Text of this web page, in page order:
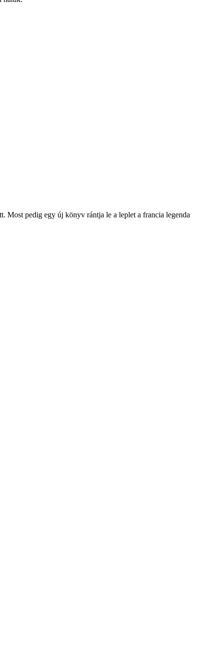
Most pedig egy új könyv rántja le a leplet a francia legenda